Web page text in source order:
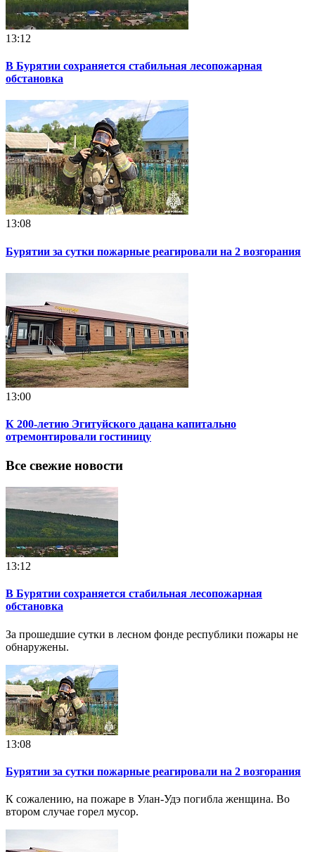
13:12
В Бурятии сохраняется стабильная лесопожарная
обстановка
13:08
Бурятии за сутки пожарные реагировали на 2 возгорания
13:00
К 200-летию Эгитуйского дацана капитально
отремонтировали гостиницу
Все свежие новости
13:12
В Бурятии сохраняется стабильная лесопожарная
обстановка
За прошедшие сутки в лесном фонде республики пожары не
обнаружены.
13:08
Бурятии за сутки пожарные реагировали на 2 возгорания
К сожалению, на пожаре в Улан-Удэ погибла женщина. Во
втором случае горел мусор.